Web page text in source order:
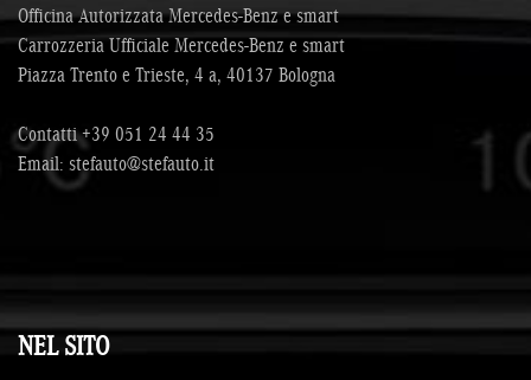
Officina Autorizzata Mercedes-Benz e smart
Carrozzeria Ufficiale Mercedes-Benz e smart
Piazza Trento e Trieste, 4 a, 40137 Bologna
Contatti+39 051 24 44 35
Email: stefauto@stefauto.it
NEL SITO